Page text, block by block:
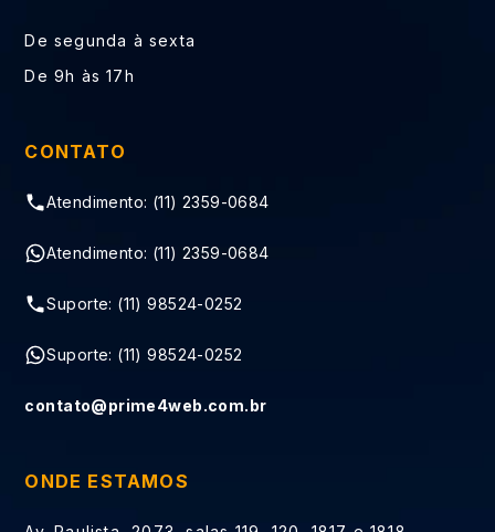
De segunda à sexta
De 9h às 17h
CONTATO
Atendimento: (11) 2359-0684
Atendimento: (11) 2359-0684
Suporte: (11) 98524-0252
Suporte: (11) 98524-0252
contato@prime4web.com.br
ONDE ESTAMOS